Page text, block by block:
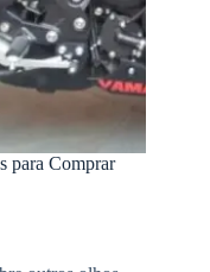
para Comprar